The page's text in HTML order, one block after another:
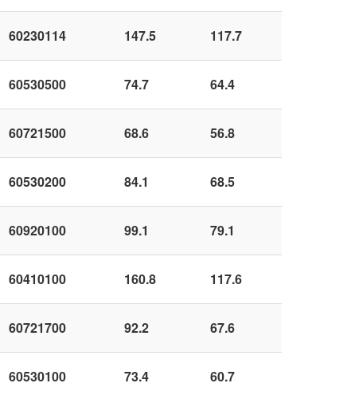
60230114 147.5 117.7
60530500 74.7 64.4
60721500 68.6 56.8
60530200 84.1 68.5
60920100 99.1 79.1
60410100 160.8 117.6
60721700 92.2 67.6
60530100 73.4 60.7